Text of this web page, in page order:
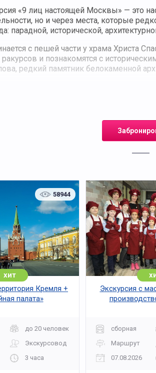
«9 лиц настоящей Москвы» — это
но и через места, которые
парадной, исторической,
с пешей части у храма Христа
и познакомятся с
редкий памятник белокаменной
локации столицы. В программе
маршрута посвящена Кремлю.
моста до Москворецкой
с современным городским
у Киевского вокзала, откуда
обычному туристу.
58944
хит
Кремля +
палата»
до 20 человек
Экскурсовод
3 часа
Экскурсия с
сборная
Маршрут
07.08.2026